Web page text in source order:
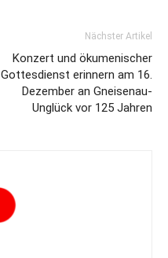
Nächster Artikel
Konzert und ökumenischer
Gottesdienst erinnern am 16.
Dezember an Gneisenau-
Unglück vor 125 Jahren